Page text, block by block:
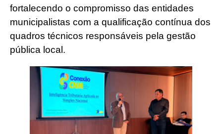
fortalecendo o compromisso das entidades
municipalistas com a qualificação contínua dos
quadros técnicos responsáveis pela gestão
pública local.